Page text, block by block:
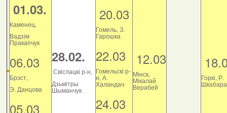
01.03.
Каменец,
Вадзім
Пракапчук
06.03
Брэст,
Э. Данцова
05.03
28.02.
Свіслацкі р-н,
Дзьмітры
Шыманчук
20.03
Гомель, З.
Гарошка
22.03
Гомельскі р-
н, А.
Халандач
24.03
12.03
Мінск,
Мікалай
Верабей
Горкі, Р.
Шкабара